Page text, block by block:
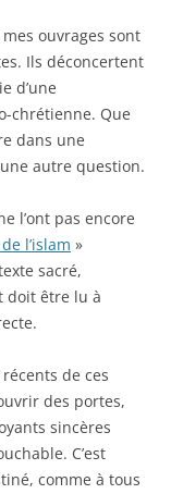
ouvrages sont
Ils déconcertent
d’une
chrétienne. Que
dans une
autre question.
l’ont pas encore
l’islam »
sacré,
doit être lu à
de ces
des portes,
sincères
C’est
comme à tous